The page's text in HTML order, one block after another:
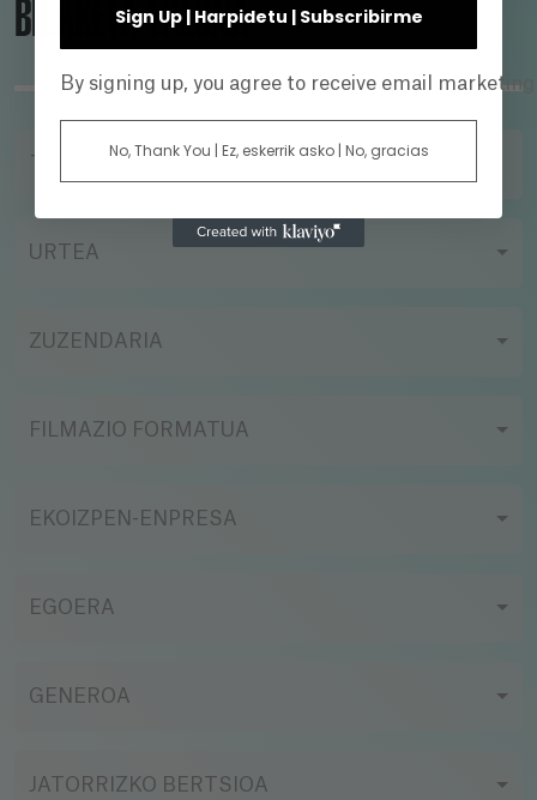
BILAKETA TRESNA
URTEA
ZUZENDARIA
FILMAZIO FORMATUA
EKOIZPEN-ENPRESA
EGOERA
GENEROA
JATORRIZKO BERTSIOA
Sign Up | Harpidetu | Subscribirme
By signing up, you agree to receive email
No, Thank You | Ez, eskerrik asko | No, gracias